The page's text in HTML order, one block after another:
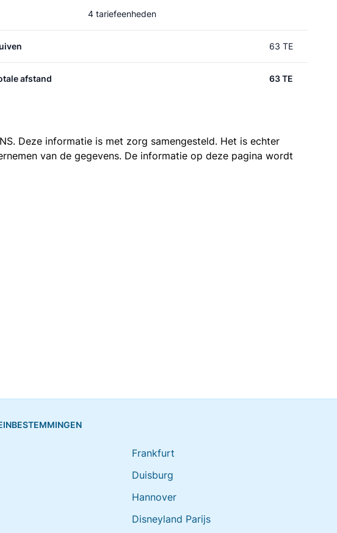
4 tariefeenheden
63 TE
afstand 63 TE
. Deze informatie is met zorg samengesteld. Het is echter
van de gegevens. De informatie op deze pagina wordt
Frankfurt
Duisburg
Hannover
Disneyland Parijs